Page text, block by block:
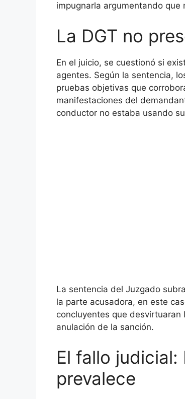
impugnarla argumentando
La DGT no
En el juicio, se cuestionó si
agentes. Según la sentencia,
pruebas objetivas que
manifestaciones del
conductor no estaba usando
La sentencia del Juzgado
la parte acusadora, en este
concluyentes que desvirtuaran
anulación de la sanción.
El fallo
prevalece